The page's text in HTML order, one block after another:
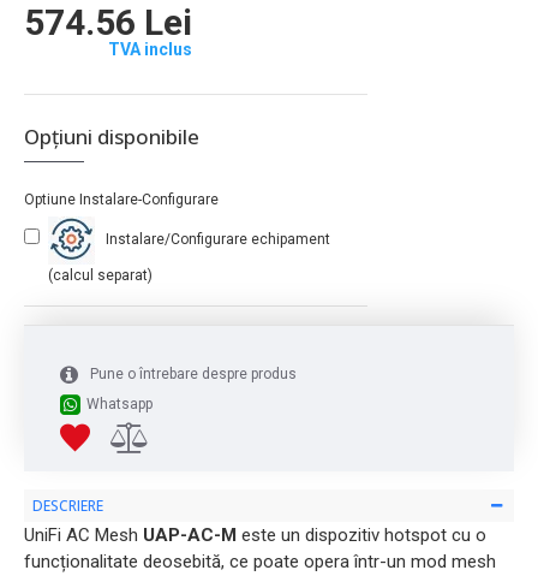
574.56 Lei
TVA inclus
Opțiuni disponibile
Optiune Instalare-Configurare
Instalare/Configurare echipament
(calcul separat)
Pune o întrebare despre produs
Whatsapp
DESCRIERE
UniFi AC Mesh UAP-AC-M este un dispozitiv hotspot cu o
funcționalitate deosebită, ce poate opera într-un mod mesh